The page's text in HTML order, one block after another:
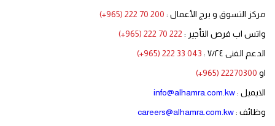
مركز التسوق و برج الأعمال : (+965) 222 70 200
واتس اب فرص التأجير : (+965) 222 70 222
الدعم الفنى ٧/٢٤ :
(+965) 222 33 043
او (+965) 22270300
الايميل :info@alhamra.com.kw
وظائف :careers@alhamra.com.kw